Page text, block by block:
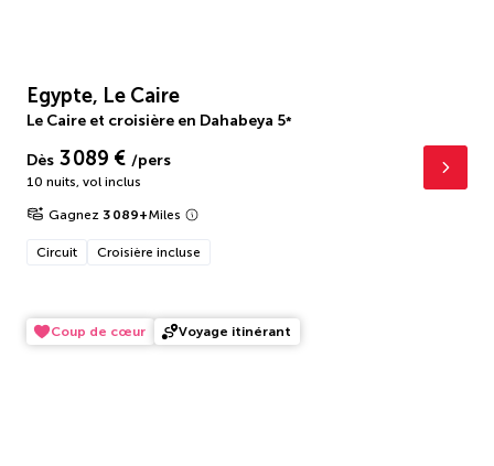
Egypte, Le Caire
Le Caire et croisière en Dahabeya 5*
Dès 3 089 € /pers
10 nuits, vol inclus
Gagnez 3 089+Miles
Circuit Croisière incluse
Coup de cœur Voyage itinérant